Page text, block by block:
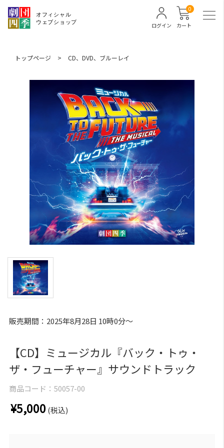
カート
0
ログイン
トップページ > CD、DVD、ブルーレイ
販売期間：2025年8月28日 10時0分～
【CD】ミュージカル『バック・トゥ・
ザ・フューチャー』サウンドトラック
商品コード： 50057-00
¥5,000 (税込)